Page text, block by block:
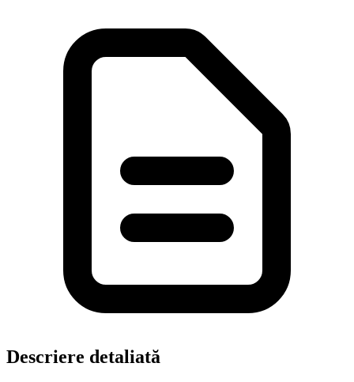
Descriere detaliată